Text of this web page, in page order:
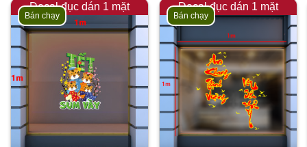
Decal đục dán 1 mặt
Bán chạy
Decal đục dán 1 mặt
Bán chạy